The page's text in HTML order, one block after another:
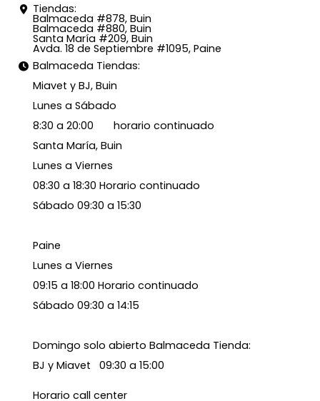
Tiendas:
Balmaceda #878, Buin
Balmaceda #880, Buin
Santa María #209, Buin
Avda. 18 de Septiembre #1095, Paine
Balmaceda Tiendas:
Miavet y BJ, Buin
Lunes a Sábado
8:30 a 20:00 horario continuado
Santa María, Buin
Lunes a Viernes
08:30 a 18:30 Horario continuado
Sábado 09:30 a 15:30
Paine
Lunes a Viernes
09:15 a 18:00 Horario continuado
Sábado 09:30 a 14:15
Domingo solo abierto Balmaceda Tienda:
BJ y Miavet 09:30 a 15:00
Horario call center